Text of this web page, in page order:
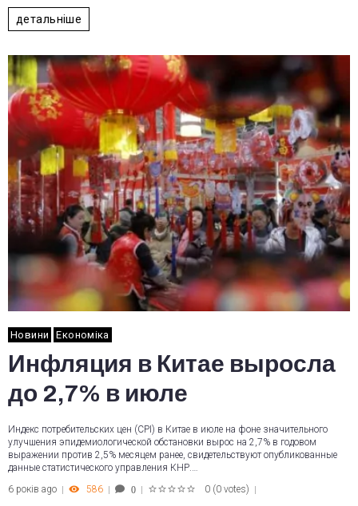
детальніше
Новини Економіка
Инфляция в Китае выросла
до 2,7% в июле
Индекс потребительских цен (CPI) в Китае в июле на фоне значительного
улучшения эпидемиологической обстановки вырос на 2,7% в годовом
выражении против 2,5% месяцем ранее, свидетельствуют опубликованные
данные статистического управления КНР.…
6 років ago
586 0 0 (0 votes)